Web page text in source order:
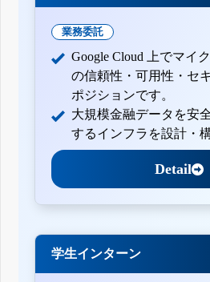
業務委託
Google Cloud 上でマイ
の信頼性・可用性・セ
ポジションです。
大規模金融データを安
するインフラを設計・
Detail
学生インターン